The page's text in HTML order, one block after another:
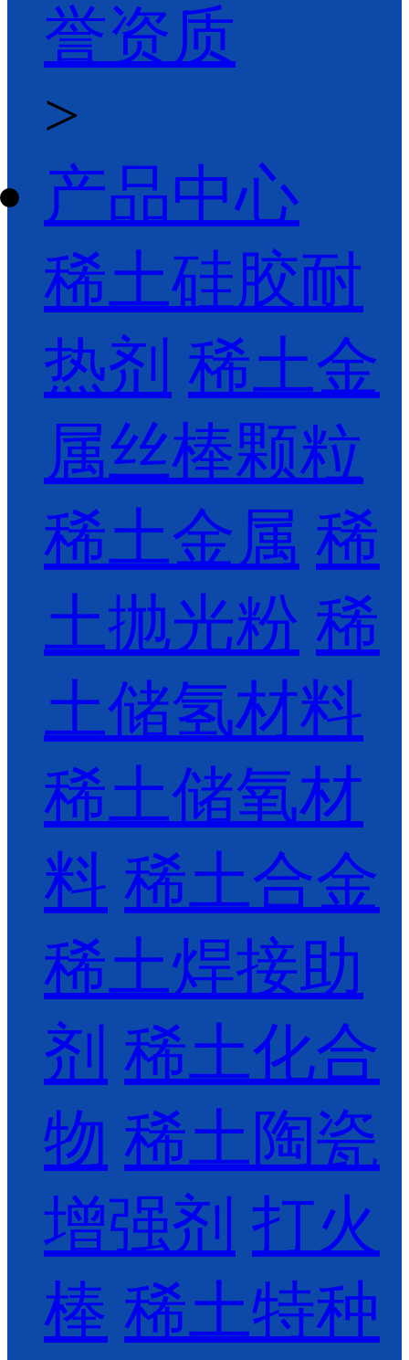
誉资质
>
产品中心
稀土硅胶耐
热剂 稀土金
属丝棒颗粒
稀土金属 稀
土抛光粉 稀
土储氢材料
稀土储氧材
料 稀土合金
稀土焊接助
剂 稀土化合
物 稀土陶瓷
增强剂 打火
棒 稀土特种